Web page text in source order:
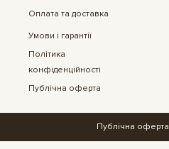
Оплата та доставка
Умови і гарантії
Політика
конфіденційності
Публічна оферта
Публічна оферта